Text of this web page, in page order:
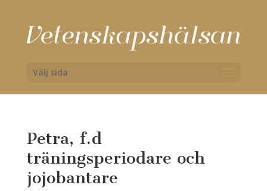
Välj sida
Petra, f.d
träningsperiodare och
jojobantare